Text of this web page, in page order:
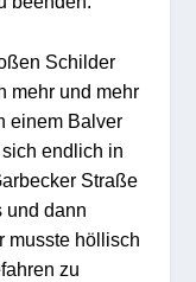
Schilder
mehr und mehr
einem Balver
endlich in
Straße
und dann
musste höllisch
zu